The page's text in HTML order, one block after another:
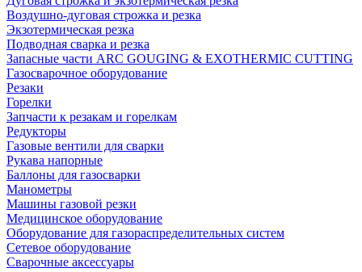
Воздушно-дуговая строжка и резка
Экзотермическая резка
Подводная сварка и резка
Запасные части ARC GOUGING & EXOTHERMIC CUTTING
Газосварочное оборудование
Резаки
Горелки
Запчасти к резакам и горелкам
Редукторы
Газовые вентили для сварки
Рукава напорные
Баллоны для газосварки
Манометры
Машины газовой резки
Медицинское оборудование
Оборудование для газораспределительных систем
Сетевое оборудование
Сварочные аксессуары